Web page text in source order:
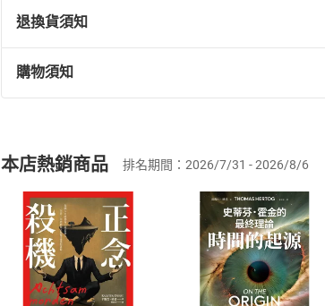
退換貨須知
退換貨規定：
(一)依消費者保護法第19條第1項後段暨通
(二)消費者訂購本店鋪之商品即代表知悉本
且已下載/存取電子書，不得請求退貨退款。
退貨方式：您欲取消訂單或辦理退貨時，請
貨」，本店鋪將依您的申請進行審核，待審核
請注意，樂天市場須以整筆訂單為單位進行
購物須知
挑選商品
Choose
放入購物車
Shopping cart
購書後，如何開始使用？
本店熱銷商品 排名期間：2026/7/31 - 2026/8/6